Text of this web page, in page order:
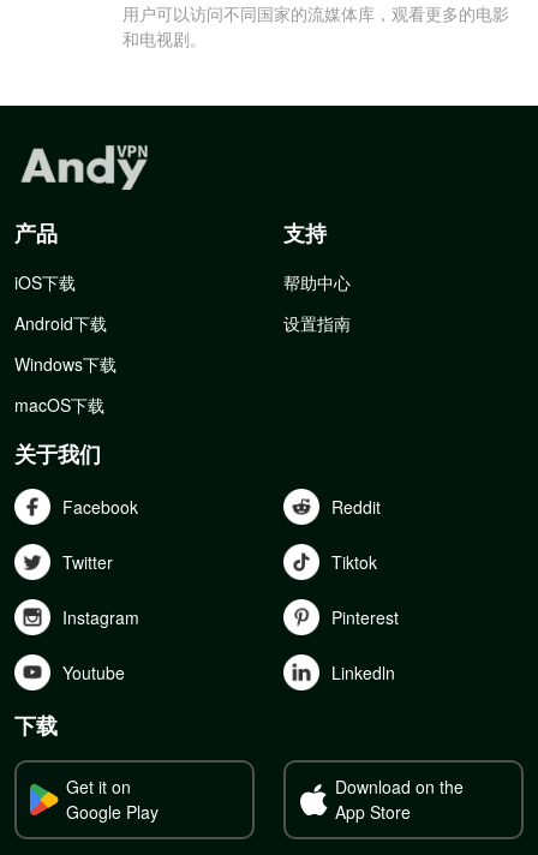
用户可以访问不同国家的流媒体库，观看更多的电影
和电视剧。
产品
iOS下载
Android下载
Windows下载
macOS下载
支持
帮助中心
设置指南
关于我们
Facebook Reddit
Twitter Tiktok
Instagram Pinterest
Youtube Linkedln
下载
Get it on
Google Play
Download on the
App Store